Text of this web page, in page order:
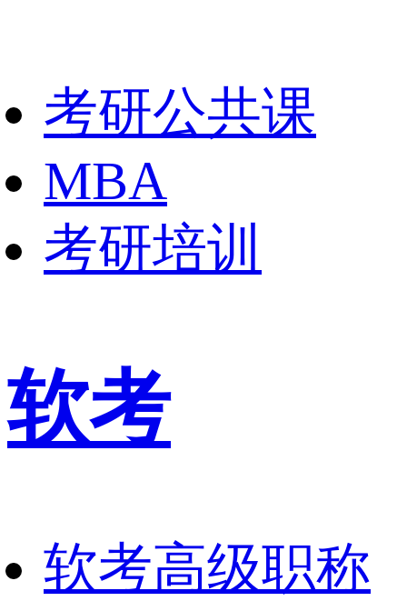
考研公共课
MBA
考研培训
软考
软考高级职称